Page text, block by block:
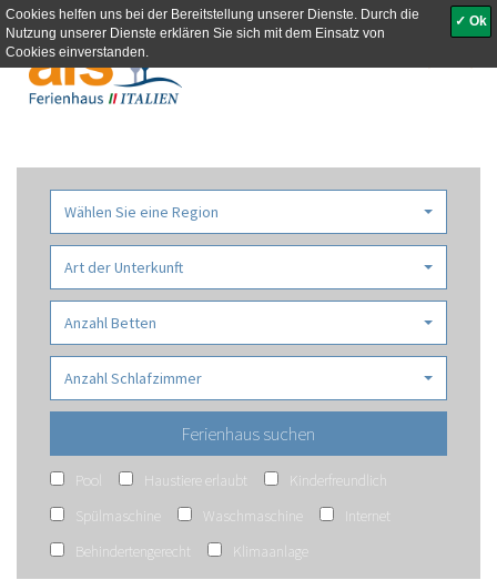
Cookies helfen uns bei der Bereitstellung unserer Dienste. Durch die
Nutzung unserer Dienste erklären Sie sich mit dem Einsatz von
Cookies einverstanden.
✓ Ok
Wählen Sie eine Region
Art der Unterkunft
Anzahl Betten
Anzahl Schlafzimmer
Pool Haustiere erlaubt
Kinderfreundlich
Spülmaschine
Waschmaschine
Internet
Behindertengerecht
Klimaanlage